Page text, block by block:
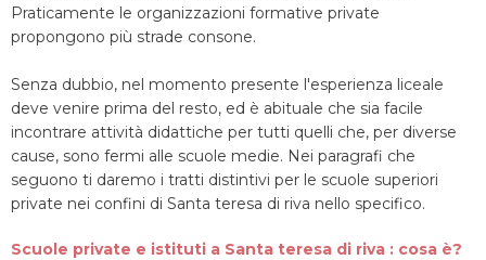
Praticamente le organizzazioni formative private
propongono più strade consone.
Senza dubbio, nel momento presente l'esperienza liceale
deve venire prima del resto, ed è abituale che sia facile
incontrare attività didattiche per tutti quelli che, per diverse
cause, sono fermi alle scuole medie. Nei paragrafi che
seguono ti daremo i tratti distintivi per le scuole superiori
private nei confini di Santa teresa di riva nello specifico.
Scuole private e istituti a Santa teresa di riva : cosa è?